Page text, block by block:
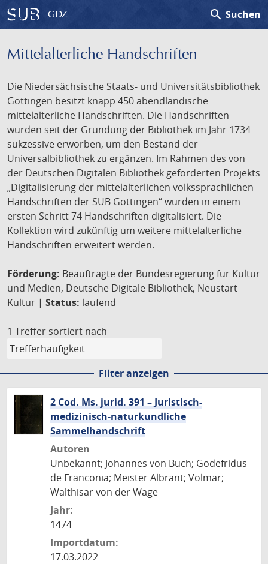
GDZ search Suchen
Mittelalterliche Handschriften
Die Niedersächsische Staats- und Universitätsbibliothek
Göttingen besitzt knapp 450 abendländische
mittelalterliche Handschriften. Die Handschriften
wurden seit der Gründung der Bibliothek im Jahr 1734
sukzessive erworben, um den Bestand der
Universalbibliothek zu ergänzen. Im Rahmen des von
der Deutschen Digitalen Bibliothek geförderten Projekts
„Digitalisierung der mittelalterlichen volkssprachlichen
Handschriften der SUB Göttingen“ wurden in einem
ersten Schritt 74 Handschriften digitalisiert. Die
Kollektion wird zukünftig um weitere mittelalterliche
Handschriften erweitert werden.
Förderung: Beauftragte der Bundesregierung für Kultur
und Medien, Deutsche Digitale Bibliothek, Neustart
Kultur | Status: laufend
1 Treffer sortiert nach
Filter anzeigen
2 Cod. Ms. jurid. 391 – Juristisch-
medizinisch-naturkundliche
Sammelhandschrift
Autoren
Unbekannt; Johannes von Buch; Godefridus
de Franconia; Meister Albrant; Volmar;
Walthisar von der Wage
Jahr:
1474
Importdatum:
17.03.2022